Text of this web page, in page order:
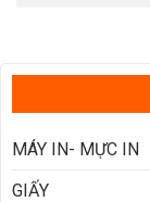
MÁY IN- MỰC IN
GIẤY